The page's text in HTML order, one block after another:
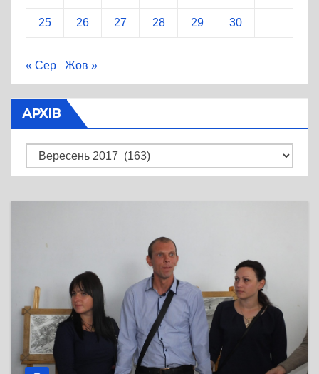
25 26 27 28 29 30
« Сер Жов »
АРХІВ
Архів